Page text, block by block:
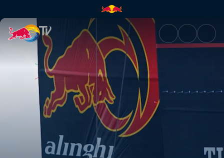
Double Round Robin